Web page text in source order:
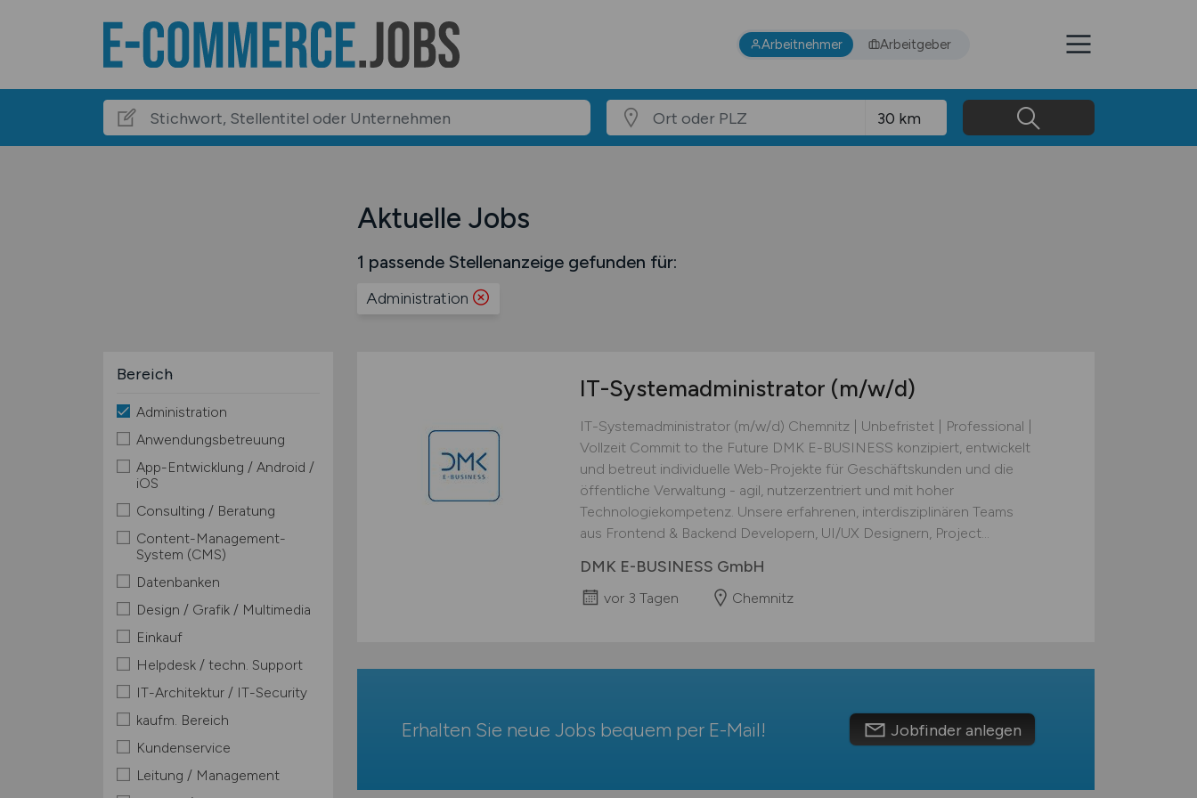
Arbeitnehmer Arbeitgeber
Aktuelle Jobs
1 passende Stellenanzeige gefunden für:
Administration
Bereich
Administration
Anwendungsbetreuung
App-Entwicklung / Android /
iOS
Consulting / Beratung
Content-Management-
System (CMS)
Datenbanken
Design / Grafik / Multimedia
Einkauf
Helpdesk / techn. Support
IT-Architektur / IT-Security
kaufm. Bereich
Kundenservice
Leitung / Management
IT-Systemadministrator (m/w/d)
IT-Systemadministrator (m/w/d) Chemnitz | Unbefristet | Professional |
Vollzeit Commit to the Future DMK E-BUSINESS konzipiert, entwickelt
und betreut individuelle Web-Projekte für Geschäftskunden und die
öffentliche Verwaltung - agil, nutzerzentriert und mit hoher
Technologiekompetenz. Unsere erfahrenen, interdisziplinären Teams
aus Frontend & Backend Developern, UI/UX Designern, Project...
DMK E-BUSINESS GmbH
vor 3 Tagen Chemnitz
Erhalten Sie neue Jobs bequem per E-Mail! Jobfinder anlegen